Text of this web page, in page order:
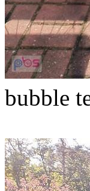
bubble